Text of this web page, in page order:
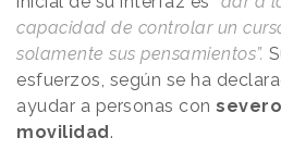
capacidad de controlar un
solamente sus pensamientos”.
esfuerzos, según se ha
ayudar a personas con
movilidad .